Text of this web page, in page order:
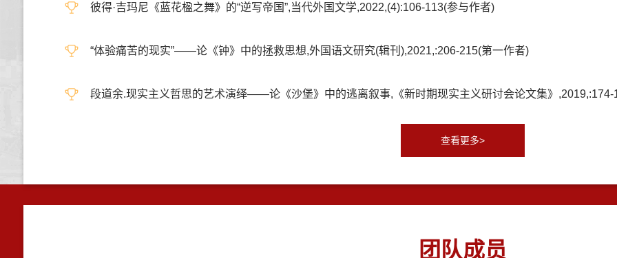
彼得·吉玛尼《蓝花楹之舞》的“逆写帝国”,当代外国文学,2022,(4):106-113(参与作者)
“体验痛苦的现实”——论《钟》中的拯救思想,外国语文研究(辑刊),2021,:206-215(第一作者)
段道余.现实主义哲思的艺术演绎——论《沙堡》中的逃离叙事,《新时期现实主义研讨会论文集》,2019,:174-
查看更多>
团队成员